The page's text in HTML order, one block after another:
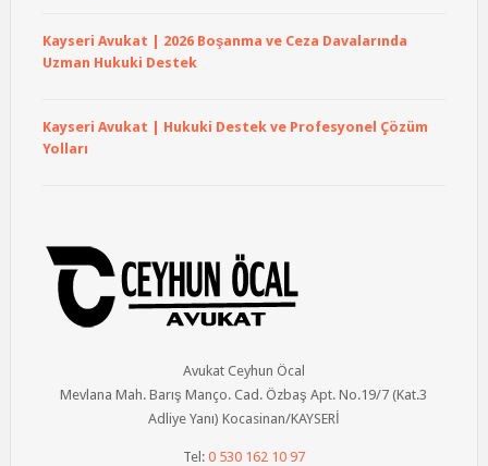
Kayseri Avukat | 2026 Boşanma ve Ceza Davalarında
Uzman Hukuki Destek
Kayseri Avukat | Hukuki Destek ve Profesyonel Çözüm
Yolları
Avukat Ceyhun Öcal
Mevlana Mah. Barış Manço. Cad. Özbaş Apt. No.19/7 (Kat.3
Adliye Yanı) Kocasinan/KAYSERİ
Tel: 0 530 162 10 97